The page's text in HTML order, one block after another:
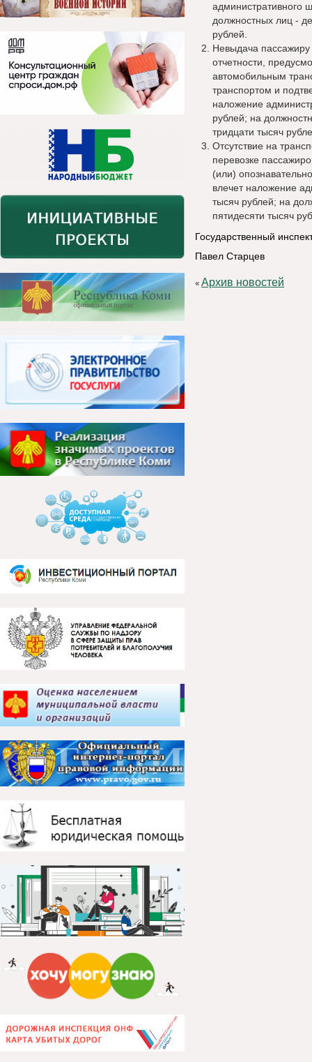
административного
должностных лиц -
рублей.
Невыдача пассажиру
отчетности,
автомобильным
транспортом и
наложение
рублей; на
тридцати тысяч
Отсутствие на
перевозке
(или)
влечет наложение
тысяч рублей; на
пятидесяти тысяч
Государственный
Павел Старцев
«Архив новостей